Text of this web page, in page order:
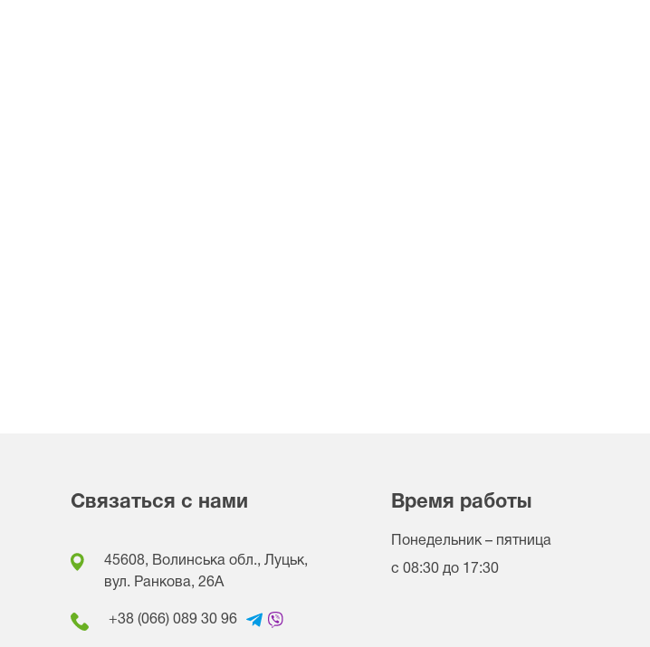
Связаться с нами
45608, Волинська обл., Луцьк,
вул. Ранкова, 26A
+38 (066) 089 30 96
Время работы
Понедельник – пятница
с 08:30 до 17:30